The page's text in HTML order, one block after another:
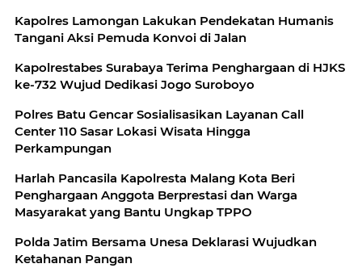
Kapolres Lamongan Lakukan Pendekatan Humanis
Tangani Aksi Pemuda Konvoi di Jalan
Kapolrestabes Surabaya Terima Penghargaan di HJKS
ke-732 Wujud Dedikasi Jogo Suroboyo
Polres Batu Gencar Sosialisasikan Layanan Call
Center 110 Sasar Lokasi Wisata Hingga
Perkampungan
Harlah Pancasila Kapolresta Malang Kota Beri
Penghargaan Anggota Berprestasi dan Warga
Masyarakat yang Bantu Ungkap TPPO
Polda Jatim Bersama Unesa Deklarasi Wujudkan
Ketahanan Pangan